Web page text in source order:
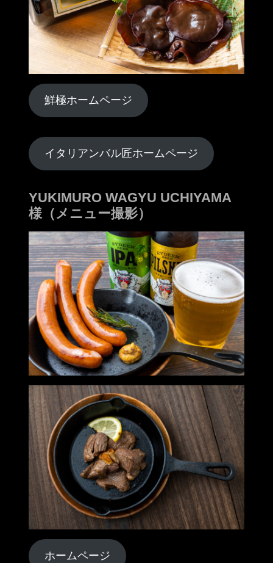
鮮極ホームページ
イタリアンバル匠ホームページ
YUKIMURO WAGYU UCHIYAMA
様（メニュー撮影）
ホームページ